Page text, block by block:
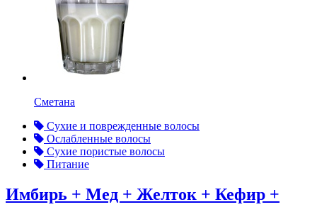
Сметана
Сухие и поврежденные волосы
Ослабленные волосы
Сухие пористые волосы
Питание
Имбирь + Мед + Желток + Кефир +